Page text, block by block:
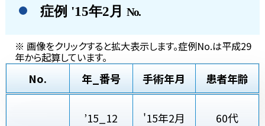
症例 '15年2月 No.
※ 画像をクリックすると拡大表示します。症例No.は平成29
年から起算しています。
No. 年_番号 手術年月 患者年齢
’15_12 '15年2月 60代